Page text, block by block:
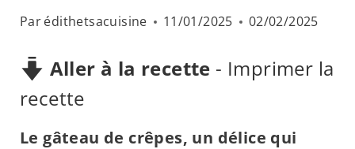
Parédithetsacuisine 11/01/2025 02/02/2025
Aller à la recette - Imprimer la
recette
Le gâteau de crêpes, un délice qui